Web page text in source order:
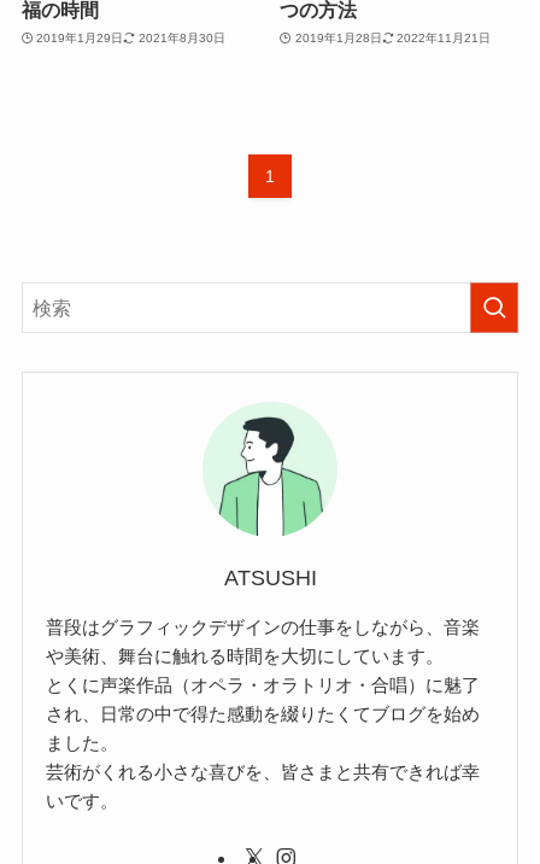
福の時間
2019年1月29日 2021年8月30日
つの方法
2019年1月28日 2022年11月21日
1
ATSUSHI
普段はグラフィックデザインの仕事をしながら、音楽
や美術、舞台に触れる時間を大切にしています。
とくに声楽作品（オペラ・オラトリオ・合唱）に魅了
され、日常の中で得た感動を綴りたくてブログを始め
ました。
芸術がくれる小さな喜びを、皆さまと共有できれば幸
いです。